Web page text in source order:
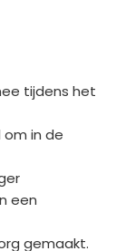
tijdens het
in de
een
gemaakt.